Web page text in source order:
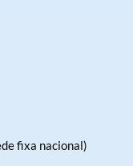
fixa nacional)